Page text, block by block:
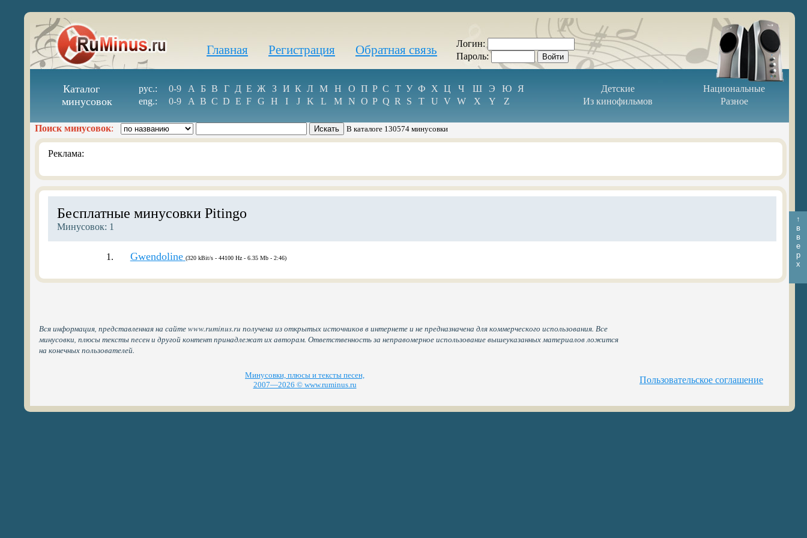
Главная Регистрация Обратная связь
Логин:
Пароль:
Каталог
минусовок
рус.: 0-9 А Б В Г Д Е Ж З И К Л М Н О П Р С Т У Ф Х Ц Ч Ш Э Ю Я Детские
Национальные
eng.:
0-9 A B C D E F G H I J K L M N O P Q R S T U V W X Y Z Из кинофильмов Разное
Поиск минусовок: В каталоге 130574 минусовки
Реклама:
Бесплатные минусовки Pitingo
Минусовок: 1
1. Gwendoline (320 kBit/s - 44100 Hz - 6.35 Mb - 2:46)
Вся информация, представленная на сайте www.ruminus.ru получена из открытых источников в интернете и не предназначена для коммерческого использования. Все
минусовки, плюсы тексты песен и другой контент принадлежат их авторам. Ответственность за неправомерное использование вышеуказанных материалов ложится
на конечных пользователей.
Минусовки, плюсы и тексты песен,
2007—2026 © www.ruminus.ru
Пользовательское соглашение
↑
в
в
е
р
х